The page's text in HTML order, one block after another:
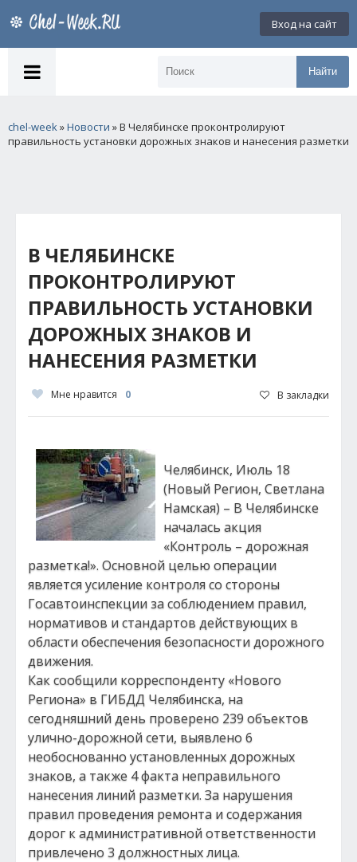
Вход на сайт
Найти
chel-week»Новости » В Челябинске проконтролируют
правильность установки дорожных знаков и нанесения разметки
В ЧЕЛЯБИНСКЕ
ПРОКОНТРОЛИРУЮТ
ПРАВИЛЬНОСТЬ УСТАНОВКИ
ДОРОЖНЫХ ЗНАКОВ И
НАНЕСЕНИЯ РАЗМЕТКИ
Мне нравится 0 В закладки
Челябинск, Июль 18
(Новый Регион, Светлана
Намская) – В Челябинске
началась акция
«Контроль – дорожная
разметка!». Основной целью операции
является усиление контроля со стороны
Госавтоинспекции за соблюдением правил,
нормативов и стандартов действующих в
области обеспечения безопасности дорожного
движения.
Как сообщили корреспонденту «Нового
Региона» в ГИБДД Челябинска, на
сегодняшний день проверено 239 объектов
улично-дорожной сети, выявлено 6
необоснованно установленных дорожных
знаков, а также 4 факта неправильного
нанесения линий разметки. За нарушения
правил проведения ремонта и содержания
дорог к административной ответственности
привлечено 3 должностных лица.